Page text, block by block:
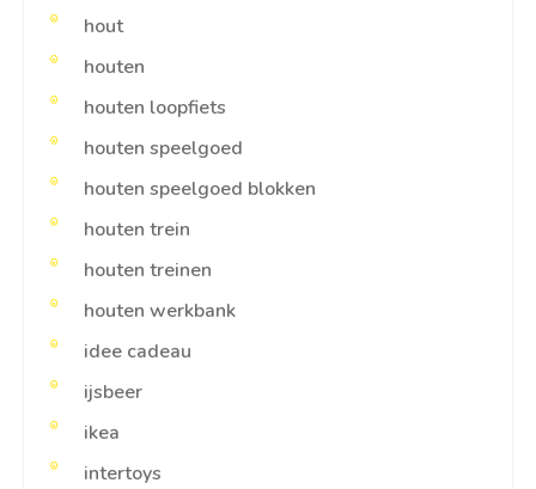
hout
houten
houten loopfiets
houten speelgoed
houten speelgoed blokken
houten trein
houten treinen
houten werkbank
idee cadeau
ijsbeer
ikea
intertoys